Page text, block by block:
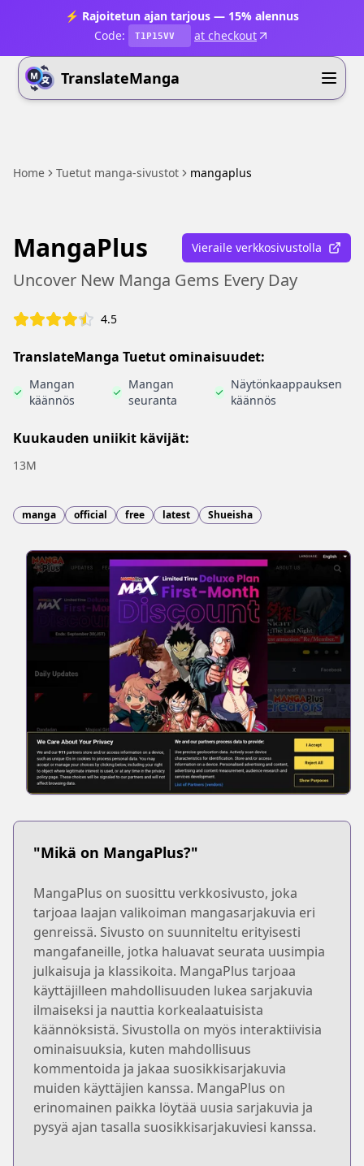
⚡ Rajoitetun ajan tarjous — 15% alennus
Code:
T1P15VV at checkout
TranslateManga
Home Tuetut manga-sivustot mangaplus
MangaPlus Vieraile verkkosivustolla
Uncover New Manga Gems Every Day
4.5
TranslateManga Tuetut ominaisuudet:
Mangan
käännös
Mangan
seuranta
Näytönkaappauksen
käännös
Kuukauden uniikit kävijät:
13M
manga official free latest Shueisha
"Mikä on MangaPlus?"
MangaPlus on suosittu verkkosivusto, joka
tarjoaa laajan valikoiman mangasarjakuvia eri
genreissä. Sivusto on suunniteltu erityisesti
mangafaneille, jotka haluavat seurata uusimpia
julkaisuja ja klassikoita. MangaPlus tarjoaa
käyttäjilleen mahdollisuuden lukea sarjakuvia
ilmaiseksi ja nauttia korkealaatuisista
käännöksistä. Sivustolla on myös interaktiivisia
ominaisuuksia, kuten mahdollisuus
kommentoida ja jakaa suosikkisarjakuvia
muiden käyttäjien kanssa. MangaPlus on
erinomainen paikka löytää uusia sarjakuvia ja
pysyä ajan tasalla suosikkisarjakuviesi kanssa.